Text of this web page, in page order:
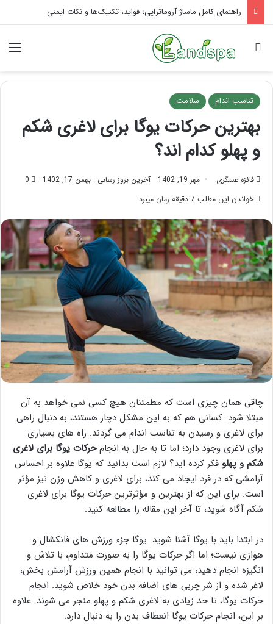
تاثیر ماساژ بر افسردگی؛ با ماساژ درمانی افسردگی را درمان کنید!
جستجو برای
تناسب اندام سلامت
بهترین حرکات یوگا برای لاغری شکم
و پهلو کدام اند؟
فائزه عسگری مهر 19, 1402 آخرین بروز رسانی : بهمن 17, 1402
0
خواندن این مطلب 7 دقیقه زمان میبرد
چاقی همان چیزی است که مطمئنان هیچ کسی نمی خواهد به آن
مبتلا شود. کسانی هم که به این مشکل دچار هستند، به دنبال راهی
برای لاغری و رسیدن به تناسب اندام می گردند. راه های بسیاری
برای لاغری وجود دارد؛ اما تا به حال به انجامحرکات یوگا برای لاغری
شکم و پهلو فکر کرده اید؟ لازم است بدانید که یوگا علاوه بر احساس
آرامشی که در فرد ایجاد می کند، برای لاغری و کاهش وزن نیز مؤثر
است. برای این که از بهترین و مؤثرترین حرکات یوگا برای لاغری
شکم آگاه شوید، تا آخر این مقاله را مطالعه کنید.
در ابتدا باید با یوگا آشنا شوید. یوگا جزء ورزش های فانکشال و
هوازی نیست؛ اما اگر حرکات یوگا را به صورت متداوم، با تلاش و
انگیزه انجام دهید، می توانید با انجام همین ورزش آرامش بخش،
لاغر شده و از شر چربی های اضافه بدن خود خلاص شوید. انجام
حرکات یوگا، تا حد زیادی به لاغری شکم و پهلو منجر می شوند. علاوه
بر این، انجام حرکات یوگا انعطاف بدن را به دنبال دارد.